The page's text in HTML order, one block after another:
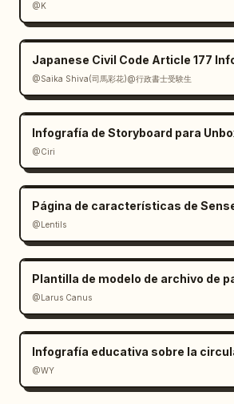
@K
Japanese Civil Code Article 177
@Saika Shiva(司馬彩花)@行政書士受験生
Infografía de Storyboard para
@Ciri
Página de características de
@Lentils
Plantilla de modelo de archivo de
@Larus Canus
@WY